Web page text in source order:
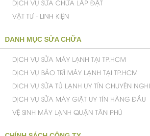
DỊCH VỤ SỬA CHỮA LẮP ĐẶT
VẬT TƯ - LINH KIỆN
DANH MỤC SỬA CHỮA
DỊCH VỤ SỬA MÁY LẠNH TẠI TP.HCM
DỊCH VỤ BẢO TRÌ MÁY LẠNH TẠI TP.HCM
DỊCH VỤ SỬA TỦ LẠNH UY TÍN CHUYÊN
DỊCH VỤ SỬA MÁY GIẶT UY TÍN HÀNG ĐẦU
VỆ SINH MÁY LẠNH QUẬN TÂN PHÚ